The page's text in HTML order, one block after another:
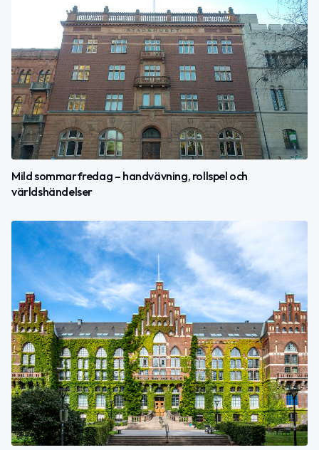
Mild sommarfredag – handvävning, rollspel och
världshändelser